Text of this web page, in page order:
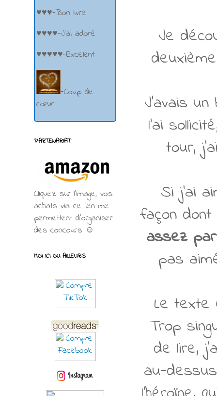
Je
J'avais
l'ai
tour,
Si j'ai
façon
assez
pas
Le texte
Trop
de lire,
au-
♥♥♥-Bon livre
♥♥♥♥-J'ai adoré
♥♥♥♥♥-Excellent
-Coup de
cœur
PARTENARIAT
Cliquez sur l'image, vos
achats via ce lien me
permettent d’organiser
des concours ☺
MOI ICI OU AILLEURS